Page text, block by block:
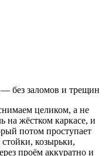
без заломов и трещин
целиком, а не
на жёстком каркасе, и
потом проступает
козырьки,
проём аккуратно и